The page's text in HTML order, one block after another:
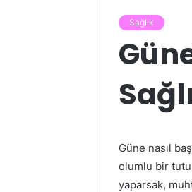
Sağlık
Güne nasıl
olumlu bir
yaparsak,